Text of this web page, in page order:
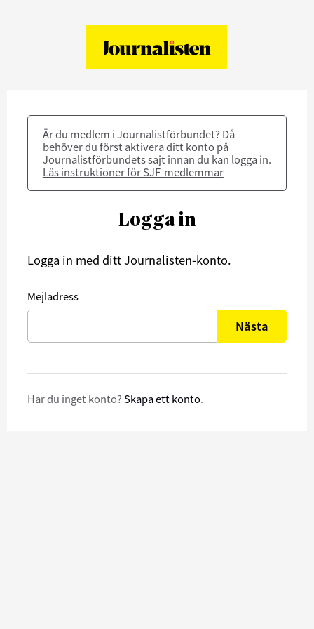
Är du medlem i Journalistförbundet? Då
behöver du först aktivera ditt konto på
Journalistförbundets sajt innan du kan logga in.
Läs instruktioner för SJF-medlemmar
Logga in
Logga in med ditt Journalisten-konto.
Mejladress
Nästa
Har du inget konto? Skapa ett konto.